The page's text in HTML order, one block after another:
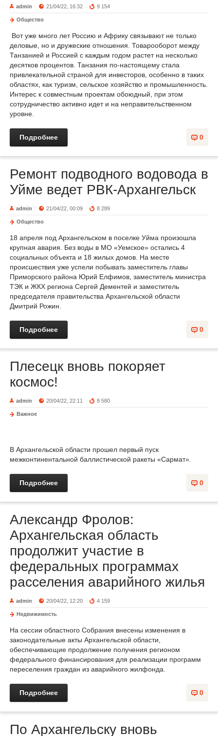
admin 21/04/22, 16:32 9 154
Общество
Вот уже много лет Россию и Африку связывают не только
деловые, но и дружеские отношения. Товарооборот между
Танзанией и Россией с каждым годом растет на несколько
десятков процентов. Танзания по-настоящему стала
привлекательной страной для инвесторов, особенно в таких
областях, как туризм, сельское хозяйство и промышленность.
Интерес к совместным проектам обоюдный, при этом
сотрудничество активно идет и на неправительственном
уровне.
0
Подробнее
Ремонт подводного водовода в
Уйме ведет РВК-Архангельск
admin 21/04/22, 00:09 8 289
Общество
18 апреля под Архангельском в поселке Уйма произошла
крупная авария. Без воды в МО «Уемское» остались 4
социальных объекта и 18 жилых домов. На месте
происшествия уже успели побывать заместитель главы
Приморского района Юрий Елфимов, заместитель министра
ТЭК и ЖКХ региона Сергей Дементей и заместитель
председателя правительства Архангельской области
Дмитрий Рожин.
0
Подробнее
Плесецк вновь покоряет
космос!
admin 20/04/22, 22:11 8 580
Важное
В Архангельской области прошел первый пуск
межконтинентальной баллистической ракеты «Сармат».
0
Подробнее
Александр Фролов:
Архангельская область
продолжит участие в
федеральных программах
расселения аварийного жилья
admin 20/04/22, 12:20 4 159
Недвижимость
На сессии областного Собрания внесены изменения в
законодательные акты Архангельской области,
обеспечивающие продолжение получения регионом
федерального финансирования для реализации программ
переселения граждан из аварийного жилфонда.
0
Подробнее
По Архангельску вновь